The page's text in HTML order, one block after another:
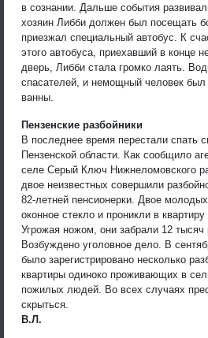
в сознании. Дальше события
хозяин Либби должен был посещать
приезжал специальный автобус. К
этого автобуса, приехавший в конце
дверь, Либби стала громко лаять.
спасателей, и немощный человек
ванны.
Пензенские разбойники
В последнее время перестали спать
Пензенской области. Как сообщило
селе Серый Ключ Нижнеломовского
двое неизвестных совершили
82-летней пенсионерки. Двое
оконное стекло и проникли в
Угрожая ножом, они забрали 12 тысяч
Возбуждено уголовное дело. В
было зарегистрировано несколько
квартиры одиноко проживающих в
пожилых людей. Во всех случаях
скрыться.
В.Л.